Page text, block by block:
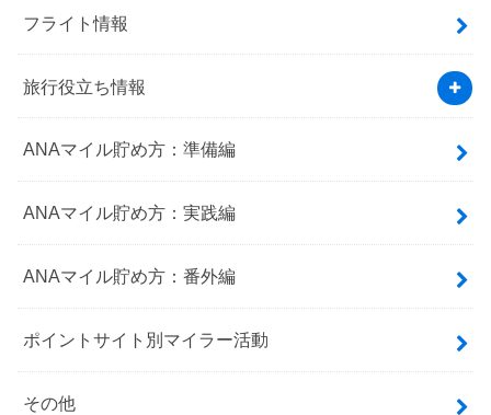
フライト情報
旅行役立ち情報
ANAマイル貯め方：準備編
ANAマイル貯め方：実践編
ANAマイル貯め方：番外編
ポイントサイト別マイラー活動
その他